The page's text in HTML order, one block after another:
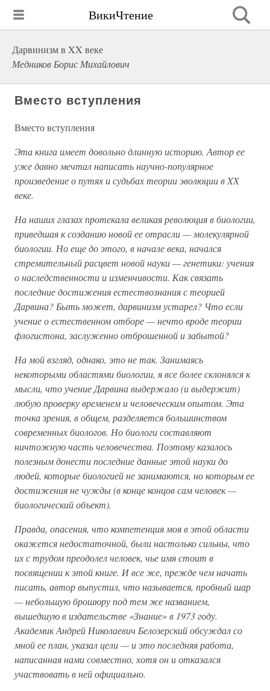
ВикиЧтение
Дарвинизм в XX веке
Медников Борис Михайлович
Вместо вступления
Вместо вступления
Эта книга имеет довольно длинную историю. Автор ее
уже давно мечтал написать научно-популярное
произведение о путях и судьбах теории эволюции в XX
веке.
На наших глазах протекала великая революция в биологии,
приведшая к созданию новой ее отрасли — молекулярной
биологии. Но еще до этого, в начале века, начался
стремительный расцвет новой науки — генетики: учения
о наследственности и изменчивости. Как связать
последние достижения естествознания с теорией
Дарвина? Быть может, дарвинизм устарел? Что если
учение о естественном отборе — нечто вроде теории
флогистона, заслуженно отброшенной и забытой?
На мой взгляд, однако, это не так. Занимаясь
некоторыми областями биологии, я все более склонялся к
мысли, что учение Дарвина выдержало (и выдержит)
любую проверку временем и человеческим опытом. Эта
точка зрения, в общем, разделяется большинством
современных биологов. Но биологи составляют
ничтожную часть человечества. Поэтому казалось
полезным донести последние данные этой науки до
людей, которые биологией не занимаются, но которым ее
достижения не чужды (в конце концов сам человек —
биологический объект).
Правда, опасения, что компетенция моя в этой области
окажется недостаточной, были настолько сильны, что
их с трудом преодолел человек, чье имя стоит в
посвящении к этой книге. И все же, прежде чем начать
писать, автор выпустил, что называется, пробный шар
— небольшую брошюру под тем же названием,
вышедшую в издательстве «Знание» в 1973 году.
Академик Андрей Николаевич Белозерский обсуждал со
мной ее план, указал цели — и это последняя работа,
написанная нами совместно, хотя он и отказался
участвовать в ней официально.